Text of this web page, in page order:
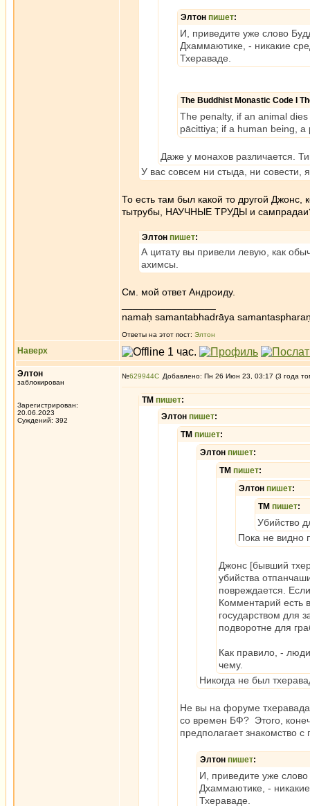
Элтон пишет:
И, приведите уже слово
Дхаммаютике, - никакие
Тхераваде.
The Buddhist Monastic Code I
The penalty, if an animal
pācittiya; if a human being, a
Даже у монахов различается.
У вас совсем ни стыда, ни совести,
То есть там был какой то другой Джонс,
тытрубы, НАУЧНЫЕ ТРУДЫ и
Элтон пишет:
А цитату вы привели левую, как
ахимсы.
См. мой ответ Андроиду.
namaḥ samantabhadrāya
Ответы на этот пост: Элтон
Наверх
Элтон
заблокирован
Зарегистрирован:
20.06.2023
Суждений: 392
№629944 Добавлено: Пн 26 Июн 23, 03:17 (3 года
ТМ пишет:
Элтон пишет:
ТМ пишет:
Элтон пишет:
ТМ пишет:
Элтон пишет:
ТМ пишет:
Убийство
Пока не видно
Джонс [бывший
убийства
повреждается.
Комментарий есть
государством для
подворотне для
Как правило, -
чему.
Никогда не был
Не вы на форуме
со времен БФ? Этого,
предполагает знакомство
Элтон пишет:
И, приведите уже
Дхаммаютике, -
Тхераваде.